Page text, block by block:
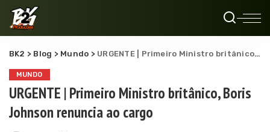
BK2 > Blog > Mundo > URGENTE | Primeiro Ministro britânico, Boris Johnson renuncia ao cargo
MUNDO
URGENTE | Primeiro Ministro britânico, Boris
Johnson renuncia ao cargo